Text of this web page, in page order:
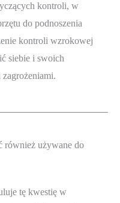
kontroli, w
do podnoszenia
kontroli wzrokowej
siebie i swoich
również używane do
tę kwestię w